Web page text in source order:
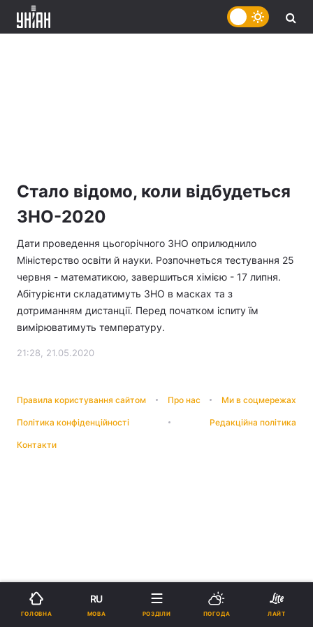
Стало відомо, коли відбудеться
ЗНО-2020
Дати проведення цьогорічного ЗНО оприлюднило
Міністерство освіти й науки. Розпочнеться тестування 25
червня - математикою, завершиться хімією - 17 липня.
Абітурієнти складатимуть ЗНО в масках та з
дотриманням дистанції. Перед початком іспиту їм
вимірюватимуть температуру.
21:28, 21.05.2020
Правила користування сайтом Про нас Ми в соцмережах
Політика конфіденційності Редакційна політика
Контакти
ГОЛОВНА
RU
МОВА РОЗДІЛИ ПОГОДА ЛАЙТ